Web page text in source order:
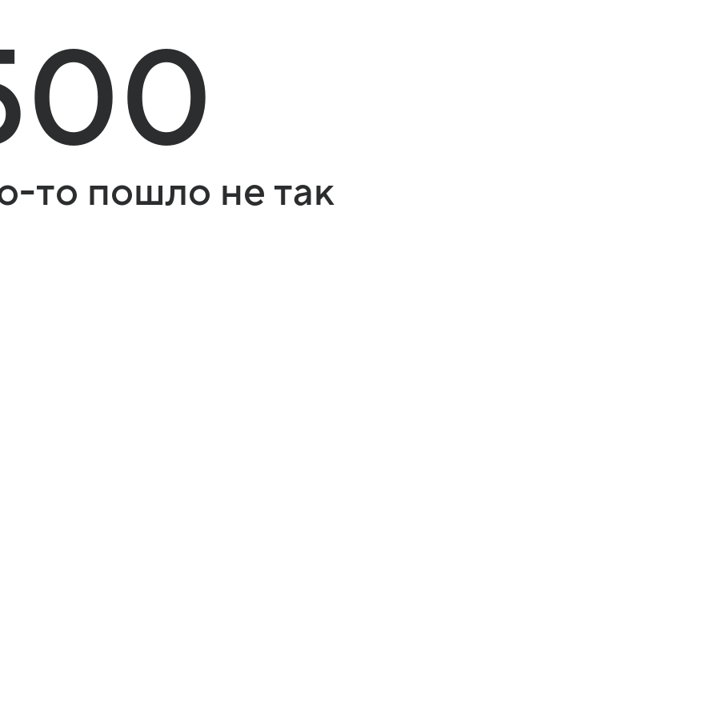
то пошло не так